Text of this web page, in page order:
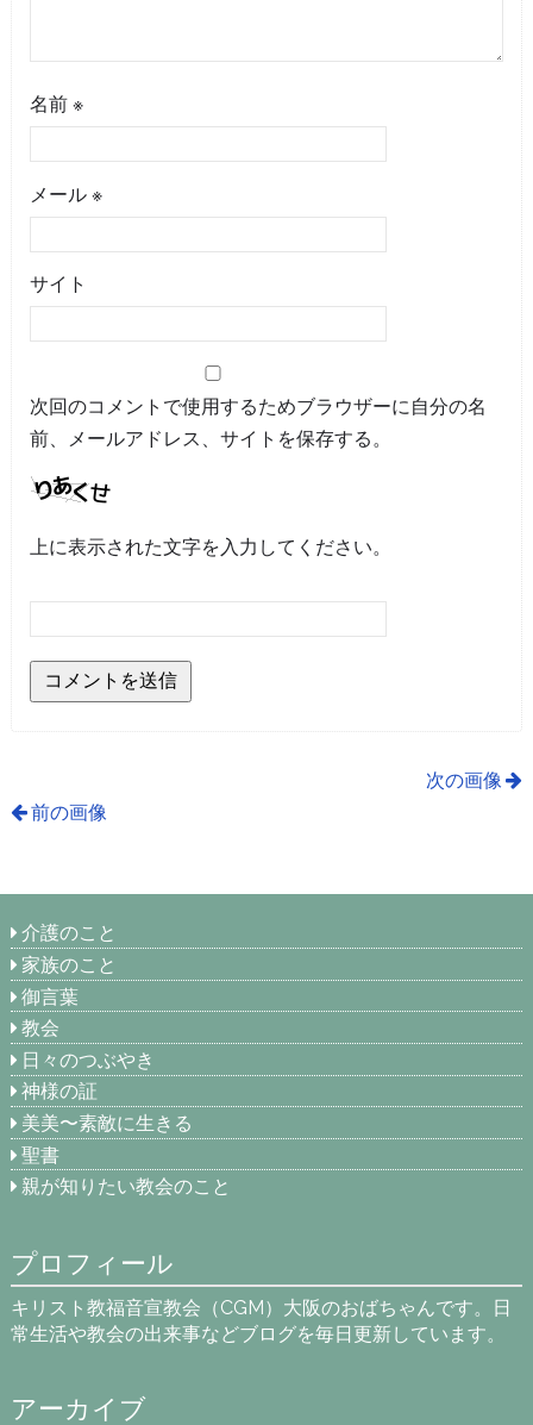
名前 ※
メール ※
サイト
次回のコメントで使用するためブラウザーに自分の名
前、メールアドレス、サイトを保存する。
上に表示された文字を入力してください。
次の画像
前の画像
介護のこと
家族のこと
御言葉
教会
日々のつぶやき
神様の証
美美〜素敵に生きる
聖書
親が知りたい教会のこと
プロフィール
キリスト教福音宣教会（CGM）大阪のおばちゃんです。日
常生活や教会の出来事などブログを毎日更新しています。
アーカイブ